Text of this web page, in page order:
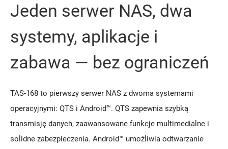
Jeden serwer NAS, dwa
systemy, aplikacje i
zabawa — bez ograniczeń
TAS-168 to pierwszy serwer NAS z dwoma systemami
operacyjnymi: QTS i Android™. QTS zapewnia szybką
transmisję danych, zaawansowane funkcje multimedialne i
solidne zabezpieczenia. Android™ umożliwia odtwarzanie